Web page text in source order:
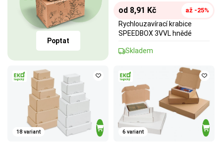
Poptat
od 8,91 Kč až -25%
Rychlouzavírací krabice
SPEEDBOX 3VVL hnědé
Skladem
18 variant 6 variant